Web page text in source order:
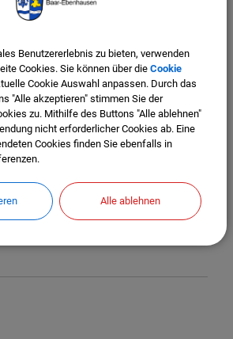
Benutzererlebnis zu bieten, verwenden
Cookies. Sie können über die Cookie
Cookie Auswahl anpassen. Durch das
"Alle akzeptieren" stimmen Sie der
zu. Mithilfe des Buttons "Alle ablehnen"
nicht erforderlicher Cookies ab. Eine
Cookies finden Sie ebenfalls in
Alle ablehnen